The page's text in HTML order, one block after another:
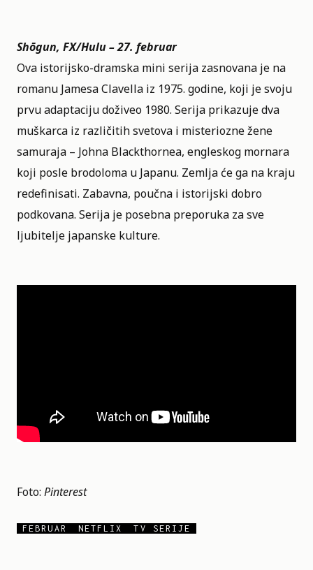
Shōgun, FX/Hulu – 27. februar
Ova istorijsko-dramska mini serija zasnovana je na
romanu Jamesa Clavella iz 1975. godine, koji je svoju
prvu adaptaciju doživeo 1980. Serija prikazuje dva
muškarca iz različitih svetova i misteriozne žene
samuraja – Johna Blackthornea, engleskog mornara
koji posle brodoloma u Japanu. Zemlja će ga na kraju
redefinisati. Zabavna, poučna i istorijski dobro
podkovana. Serija je posebna preporuka za sve
ljubitelje japanske kulture.
Foto: Pinterest
FEBRUAR NETFLIX TV SERIJE